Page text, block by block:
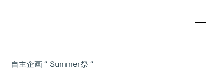
SCHEDULE
自主企画 ” Summer祭 ”